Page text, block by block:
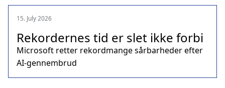
15. July 2026
Rekordernes tid er slet ikke forbi
Microsoft retter rekordmange sårbarheder efter
AI-gennembrud